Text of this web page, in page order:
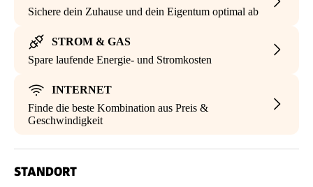
Sichere dein Zuhause und dein Eigentum optimal ab
STROM & GAS
Spare laufende Energie- und Stromkosten
INTERNET
Finde die beste Kombination aus Preis &
Geschwindigkeit
STANDORT